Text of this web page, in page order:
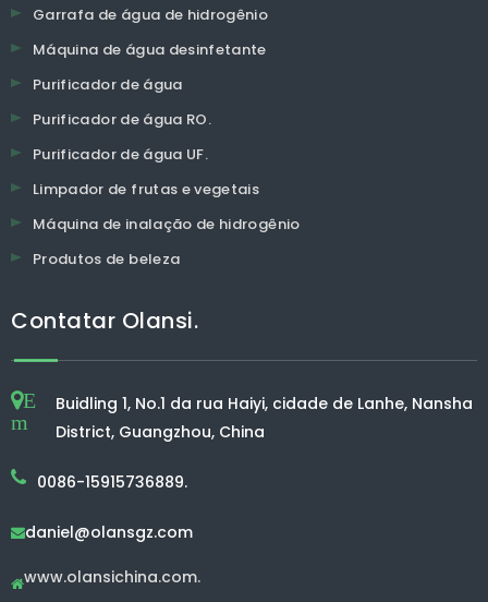
Garrafa de água de hidrogênio
Máquina de água desinfetante
Purificador de água
Purificador de água RO.
Purificador de água UF.
Limpador de frutas e vegetais
Máquina de inalação de hidrogênio
Produtos de beleza
Contatar Olansi.
E
m
Buidling 1, No.1 da rua Haiyi, cidade de Lanhe, Nansha
District, Guangzhou, China
0086-15915736889.
daniel@olansgz.com
www.olansichina.com.